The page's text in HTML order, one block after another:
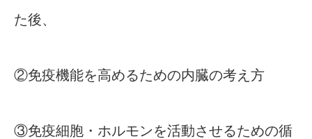
た後、
②免疫機能を高めるための内臓の考え方
③免疫細胞・ホルモンを活動させるための循